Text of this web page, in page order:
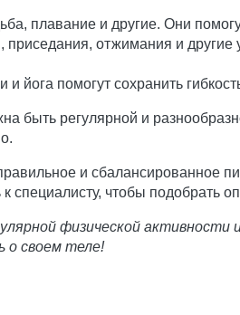
плавание и другие. Они
отжимания и
и йога помогут сохранить
быть регулярной и
и сбалансированное
специалисту, чтобы подобрать
физической
о своем теле!